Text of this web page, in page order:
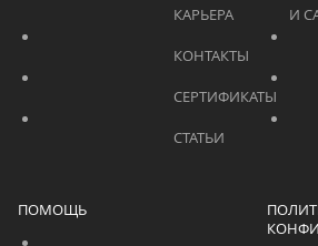
ПОМОЩЬ